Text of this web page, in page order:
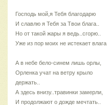
Господь мой,я Тебя благодарю
И славлю я Тебя за Твои блага..
Но от такой жары я ведь..сгорю..
Уже из пор моих не истекает влага..
А в небе бело-синем лишь орлы,
Орленка учат на ветру крыло
держать..
А здесь внизу..травинки замерли,
И продолжают о дожде мечтать..